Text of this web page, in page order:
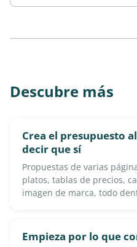
Descubre más
Crea el presupuesto
decir que sí
Propuestas de varias
platos, tablas de precios,
imagen de marca, todo
Empieza por lo que